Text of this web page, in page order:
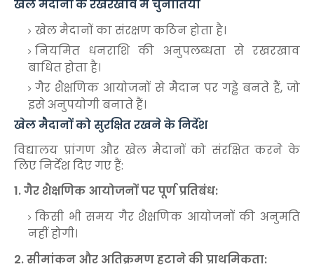
खेल मैदानों के रखरखाव में चुनौतियां
खेल मैदानों का संरक्षण कठिन होता है।
नियमित धनराशि की अनुपलब्धता से रखरखाव
बाधित होता है।
गैर शैक्षणिक आयोजनों से मैदान पर गड्ढे बनते हैं, जो
इसे अनुपयोगी बनाते हैं।
खेल मैदानों को सुरक्षित रखने के निर्देश
विद्यालय प्रांगण और खेल मैदानों को संरक्षित करने के
लिए निर्देश दिए गए हैं:
1. गैर शैक्षणिक आयोजनों पर पूर्ण प्रतिबंध:
किसी भी समय गैर शैक्षणिक आयोजनों की अनुमति
नहीं होगी।
2. सीमांकन और अतिक्रमण हटाने की प्राथमिकता: